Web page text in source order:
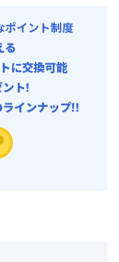
ポイント制度
る
に交換可能
ト!
インナップ!!